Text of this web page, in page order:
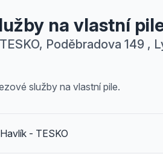
na vlastní
Poděbradova 149 ,
služby na vlastní pile.
- TESKO